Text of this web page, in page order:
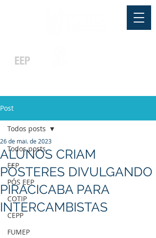
Post
Todos posts
EEP
PÓS EEP
COTIP
CEPP
FUMEP
Todos posts
ALUNOS CRIAM
PÔSTERES DIVULGANDO
PIRACICABA PARA
INTERCAMBISTAS
26 de mai. de 2023